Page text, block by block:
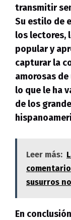
transmitir
Su estilo de
los lectores,
popular y
capturar la
amorosas
lo que le ha
de los
Leer más:
susurros
En